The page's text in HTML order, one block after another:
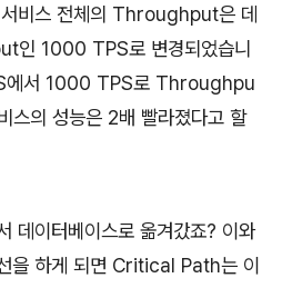
서비스 전체의 Throughput은 데
인 1000 TPS로 변경되었습니
에서 1000 TPS로 Throughpu
스의 성능은 2배 빨라졌다고 할
데이터베이스로 옮겨갔죠? 이와
을 하게 되면 Critical Path는 이